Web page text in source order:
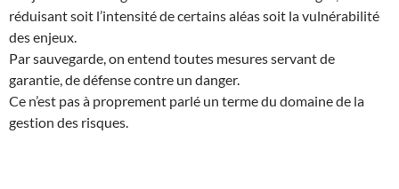
réduisant soit l’intensité de certains aléas soit la vulnérabilité
des enjeux.
Par sauvegarde, on entend toutes mesures servant de
garantie, de défense contre un danger.
Ce n’est pas à proprement parlé un terme du domaine de la
gestion des risques.